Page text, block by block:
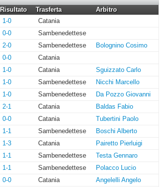
Risultato Trasferta
Arbitro
1-0
Catania
0-0
Sambenedettese
2-0 Sambenedettese
Bolognino Cosimo
0-0
Catania
1-0 Catania
Sguizzato Carlo
1-0 Sambenedettese
Nicchi Marcello
1-0 Sambenedettese
Da Pozzo Giovanni
2-1 Catania
Baldas Fabio
0-0 Catania
Tubertini Paolo
1-1 Sambenedettese
Boschi Alberto
1-3 Catania
Pairetto Pierluigi
1-1 Sambenedettese
Testa Gennaro
1-1 Sambenedettese
Polacco Lucio
0-0 Catania
Angelelli Angelo